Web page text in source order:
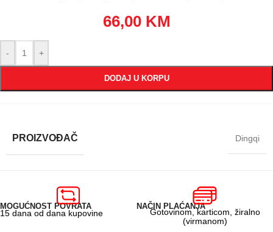
66,00 KM
- +
DODAJ U KORPU
PROIZVOĐAČ Dingqi
MOGUĆNOST POVRATA
15 dana od dana kupovine
NAČIN PLAĆANJA
Gotovinom, karticom, žiralno
(virmanom)